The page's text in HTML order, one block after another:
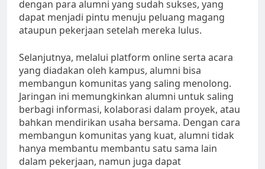
dengan para alumni yang sudah sukses, yang
dapat menjadi pintu menuju peluang magang
ataupun pekerjaan setelah mereka lulus.
Selanjutnya, melalui platform online serta acara
yang diadakan oleh kampus, alumni bisa
membangun komunitas yang saling menolong.
Jaringan ini memungkinkan alumni untuk saling
berbagi informasi, kolaborasi dalam proyek, atau
bahkan mendirikan usaha bersama. Dengan cara
membangun komunitas yang kuat, alumni tidak
hanya membantu membantu satu sama lain
dalam pekerjaan, namun juga dapat